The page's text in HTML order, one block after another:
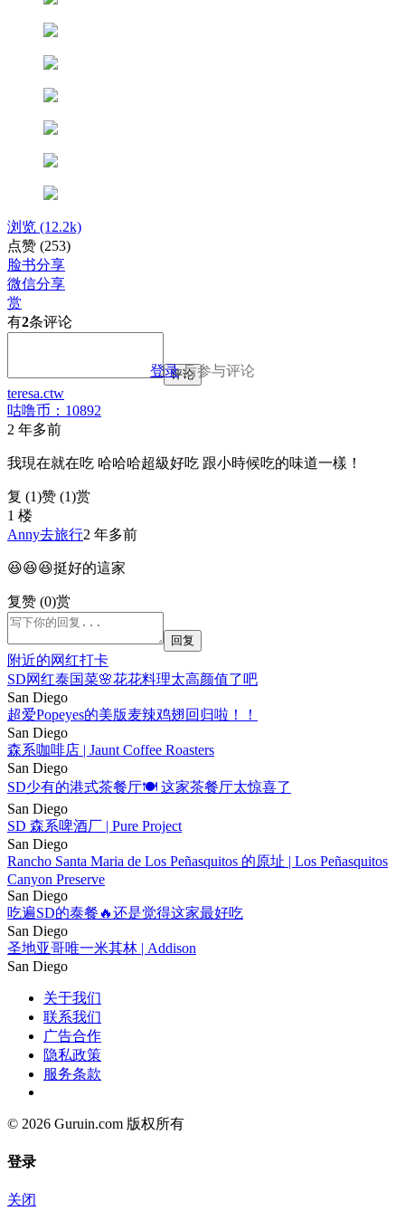
浏览 (12.2k)
点赞 (253)
脸书分享
微信分享
赏
有2条评论
登录后参与评论
评论
teresa.ctw
咕噜币：10892
2 年多前
我現在就在吃 哈哈哈超級好吃 跟小時候吃的味道一樣！
复 (1)赞 (1)赏
1 楼
Anny去旅行2 年多前
😆😆😆挺好的這家
复赞 (0)赏
回复
附近的网红打卡
SD网红泰国菜🌸花花料理太高颜值了吧
San Diego
超爱Popeyes的美版麦辣鸡翅回归啦！！
San Diego
森系咖啡店 | Jaunt Coffee Roasters
San Diego
SD少有的港式茶餐厅🍽️ 这家茶餐厅太惊喜了
San Diego
SD 森系啤酒厂 | Pure Project
San Diego
Rancho Santa Maria de Los Peñasquitos 的原址 | Los Peñasquitos
Canyon Preserve
San Diego
吃遍SD的泰餐🔥还是觉得这家最好吃
San Diego
圣地亚哥唯一米其林 | Addison
San Diego
关于我们
联系我们
广告合作
隐私政策
服务条款
© 2026 Guruin.com 版权所有
登录
关闭